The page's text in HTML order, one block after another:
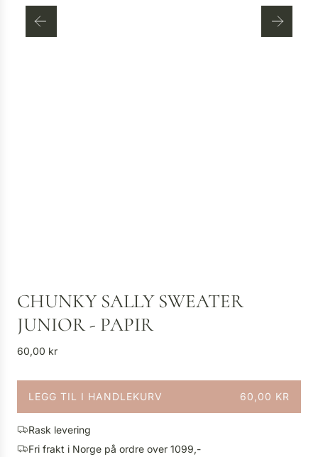
CHUNKY SALLY SWEATER
JUNIOR - PAPIR
V
n
i
g
p
60,00 kr
LEGG TIL I HANDLEKURV 60,00 KR
L
S
T
Rask levering
Fri frakt i Norge på ordre over 1099,-